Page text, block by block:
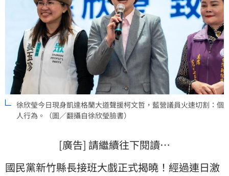
徐欣瑩今日現身凱達格蘭大道聲援柯文哲，藍營議員火速切割：個
人行為。（圖／翻攝自徐欣瑩臉書）
[廣告] 請繼續往下閱讀…
國民黨新竹縣長接班大戲正式揭曉！經過連日激